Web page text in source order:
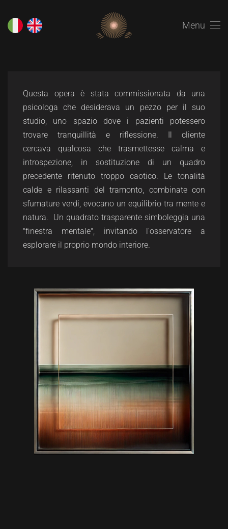
Menu
Questa opera è stata commissionata da una
psicologa che desiderava un pezzo per il suo
studio, uno spazio dove i pazienti potessero
trovare tranquillità e riflessione. Il cliente
cercava qualcosa che trasmettesse calma e
introspezione, in sostituzione di un quadro
precedente ritenuto troppo caotico. Le tonalità
calde e rilassanti del tramonto, combinate con
sfumature verdi, evocano un equilibrio tra mente e
natura. Un quadrato trasparente simboleggia una
"finestra mentale", invitando l'osservatore a
esplorare il proprio mondo interiore.